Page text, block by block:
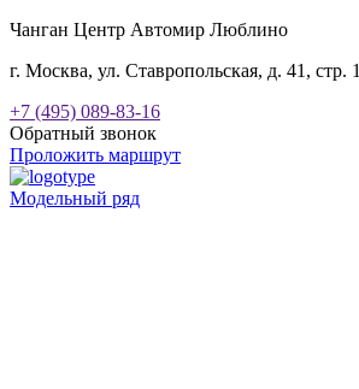
Чанган Центр Автомир Люблино
г. Москва, ул. Ставропольская, д. 41, стр. 1
+7 (495) 089-83-16
Обратный звонок
Проложить маршрут
Модельный ряд